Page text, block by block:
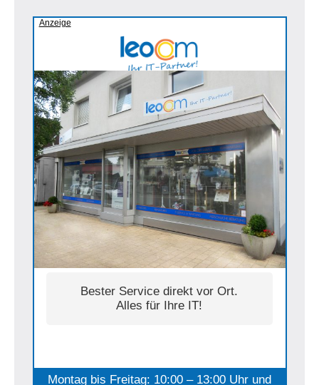
Anzeige
Bester Service direkt vor Ort.
Alles für Ihre IT!
Montag bis Freitag: 10:00 – 13:00 Uhr und